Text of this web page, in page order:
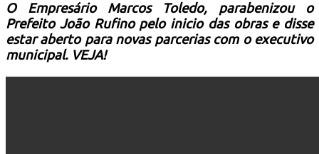
O Empresário Marcos Toledo, parabenizou o
Prefeito João Rufino pelo inicio das obras e disse
estar aberto para novas parcerias com o executivo
municipal. VEJA!